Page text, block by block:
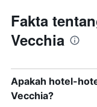
Fakta
Vecchia
Apakah hotel-
Vecchia?